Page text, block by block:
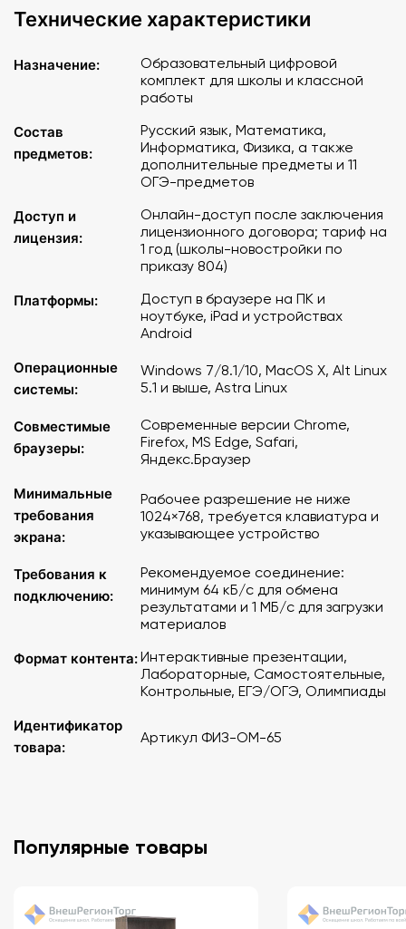
устройстве iPad - iOS 8 и выше, на планшетном
Браузеры: MS Edge, Google Chrome, Mozilla Firefox,
Safari, Яндекс.Браузер современных версий.
Минимальные требования к компьютерному
рабочее разрешение экрана 1024 × 768, клавиатура,
мышь или иное указательное устройство.
Интернет-соединение: в расчете на одно подключение
– не менее 64 кБ/с (для передачи результатов учебных
активностей), не менее 1 МБ/с (для загрузки ЭОР).
невозможно адаптировать для использования на
экранах смартфонов, поэтому мы рекомендуем
Доступ к цифровому контенту онлайн-сервиса
заключения лицензионного договора и его
оплаты. Цены актуальны только с лицензией
на 1 год для школ-новостроек по 804 приказу.
Технические характеристики
Назначение:
Образовательный цифровой
комплект для школы и классной
работы
Состав
предметов:
Русский язык, Математика,
Информатика, Физика, а также
дополнительные предметы и 11
ОГЭ-предметов
Доступ и
лицензия:
Онлайн-доступ после заключения
лицензионного договора; тариф на
1 год (школы-новостройки по
приказу 804)
Платформы:
Доступ в браузере на ПК и
ноутбуке, iPad и устройствах
Android
Операционные
системы:
Windows 7/8.1/10, MacOS X, Alt Linux
5.1 и выше, Astra Linux
Совместимые
браузеры:
Современные версии Chrome,
Firefox, MS Edge, Safari,
Яндекс.Браузер
Минимальные
требования
экрана:
Рабочее разрешение не ниже
1024×768, требуется клавиатура и
указывающее устройство
Требования к
подключению:
Рекомендуемое соединение:
минимум 64 кБ/с для обмена
результатами и 1 МБ/с для загрузки
материалов
Формат контента:Интерактивные презентации,
Лабораторные, Самостоятельные,
Контрольные, ЕГЭ/ОГЭ, Олимпиады
Идентификатор
товара:
Артикул ФИЗ-ОМ-65
Популярные товары